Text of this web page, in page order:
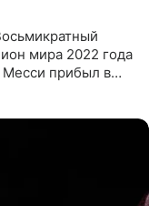
мира 2022 года
прибыл в